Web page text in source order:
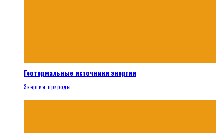
Геотермальные источники энергии
Энергия природы